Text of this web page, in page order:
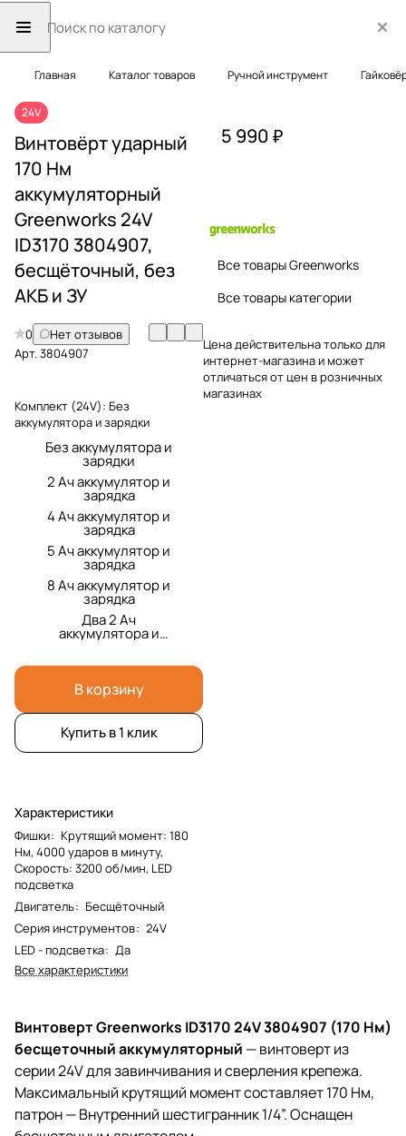
Главная Каталог товаров Ручной инструмент
24V
Винтовёрт ударный
170 Нм
аккумуляторный
Greenworks 24V
ID3170 3804907,
бесщёточный, без
АКБ и ЗУ
0
Нет отзывов
Арт.3804907
Комплект (24V): Без
аккумулятора и зарядки
Без аккумулятора и
зарядки
2 Ач аккумулятор и
зарядка
4 Ач аккумулятор и
зарядка
5 Ач аккумулятор и
зарядка
8 Ач аккумулятор и
зарядка
Два 2 Ач
аккумулятора и
зарядка
В корзину
Купить в 1 клик
Характеристики
Фишки: Крутящий момент: 180
Нм, 4000 ударов в минуту,
Скорость: 3200 об/мин, LED
подсветка
Двигатель: Бесщёточный
Серия инструментов: 24V
LED - подсветка: Да
Все характеристики
5 990 ₽
Все товары Greenworks
Все товары категории
Цена действительна только для
интернет-магазина и может
отличаться от цен в розничных
магазинах
Винтоверт Greenworks ID3170 24V 3804907 (170 Нм)
бесщеточный аккумуляторный — винтоверт из
серии 24V для завинчивания и сверления крепежа.
Максимальный крутящий момент составляет 170 Нм,
патрон — Внутренний шестигранник 1/4”. Оснащен